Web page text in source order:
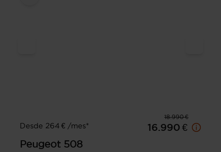
18.990 €
Desde 264 € /mes*
16.990 €
Peugeot 508